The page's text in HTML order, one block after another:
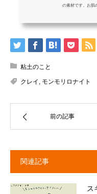
の素材です。お肌
粘土のこと
クレイ モンモリロナイト
前の記事
関連記事
ス